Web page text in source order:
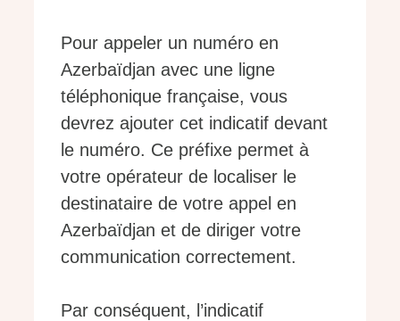
Pour appeler un numéro en
Azerbaïdjan avec une ligne
téléphonique française, vous
devrez ajouter cet indicatif devant
le numéro. Ce préfixe permet à
votre opérateur de localiser le
destinataire de votre appel en
Azerbaïdjan et de diriger votre
communication correctement.
Par conséquent, l’indicatif